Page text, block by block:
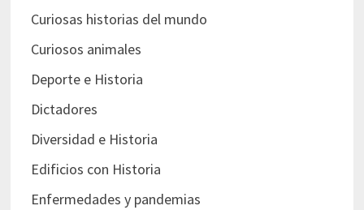
Curiosas historias del mundo
Curiosos animales
Deporte e Historia
Dictadores
Diversidad e Historia
Edificios con Historia
Enfermedades y pandemias